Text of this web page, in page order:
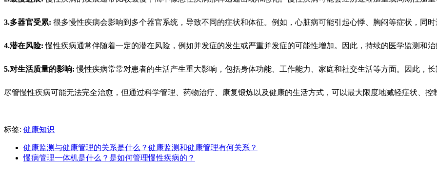
3.多器官受累: 很多慢性疾病会影响到多个器官系统，导致不同的症状和体征。例如，心脏病可能引起心悸、胸闷等症状，同
4.潜在风险:慢性疾病通常伴随着一定的潜在风险，例如并发症的发生或严重并发症的可能性增加。因此，持续的医学监测和治
5.对生活质量的影响:慢性疾病常常对患者的生活产生重大影响，包括身体功能、工作能力、家庭和社交生活等方面。因此，长
尽管慢性疾病可能无法完全治愈，但通过科学管理、药物治疗、康复锻炼以及健康的生活方式，可以最大限度地减轻症状、控
标签: 健康知识
健康监测与健康管理的关系是什么？健康监测和健康管理有何关系？
慢病管理一体机是什么？是如何管理慢性疾病的？